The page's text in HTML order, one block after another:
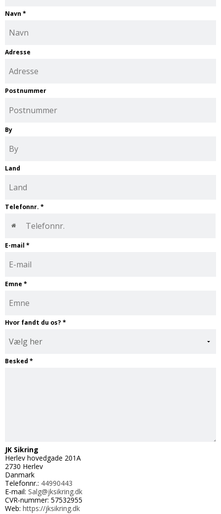
Navn *
Adresse
Postnummer
By
Land
Telefonnr. *
E-mail *
Emne *
Hvor fandt du os? *
Besked *
JK Sikring
Herlev hovedgade 201A
2730 Herlev
Danmark
Telefonnr.: 44990443
E-mail: Salg@jksikring.dk
CVR-nummer: 57532955
Web: https://jksikring.dk